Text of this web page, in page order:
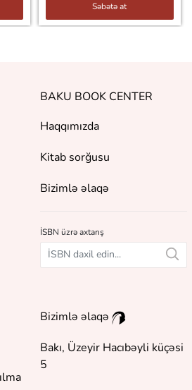
Səbətə at
BAKU BOOK CENTER
Haqqımızda
Kitab sorğusu
Bizimlə əlaqə
İSBN üzrə axtarış
Bizimlə əlaqə
Bakı, Üzeyir Hacıbəyli küçəsi
5